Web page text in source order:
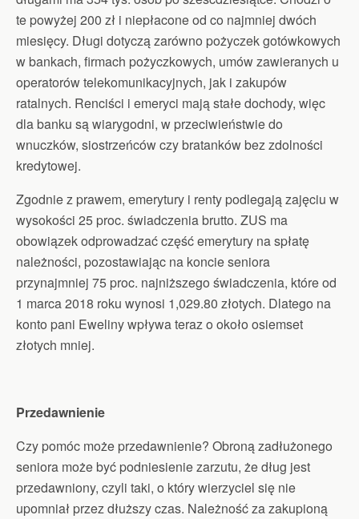
te powyżej 200 zł i niepłacone od co najmniej dwóch
miesięcy. Długi dotyczą zarówno pożyczek gotówkowych
w bankach, firmach pożyczkowych, umów zawieranych u
operatorów telekomunikacyjnych, jak i zakupów
ratalnych. Renciści i emeryci mają stałe dochody, więc
dla banku są wiarygodni, w przeciwieństwie do
wnuczków, siostrzeńców czy bratanków bez zdolności
kredytowej.
Zgodnie z prawem, emerytury i renty podlegają zajęciu w
wysokości 25 proc. świadczenia brutto. ZUS ma
obowiązek odprowadzać część emerytury na spłatę
należności, pozostawiając na koncie seniora
przynajmniej 75 proc. najniższego świadczenia, które od
1 marca 2018 roku wynosi 1,029.80 złotych. Dlatego na
konto pani Eweliny wpływa teraz o około osiemset
złotych mniej.
Przedawnienie
Czy pomóc może przedawnienie? Obroną zadłużonego
seniora może być podniesienie zarzutu, że dług jest
przedawniony, czyli taki, o który wierzyciel się nie
upomniał przez dłuższy czas. Należność za zakupioną